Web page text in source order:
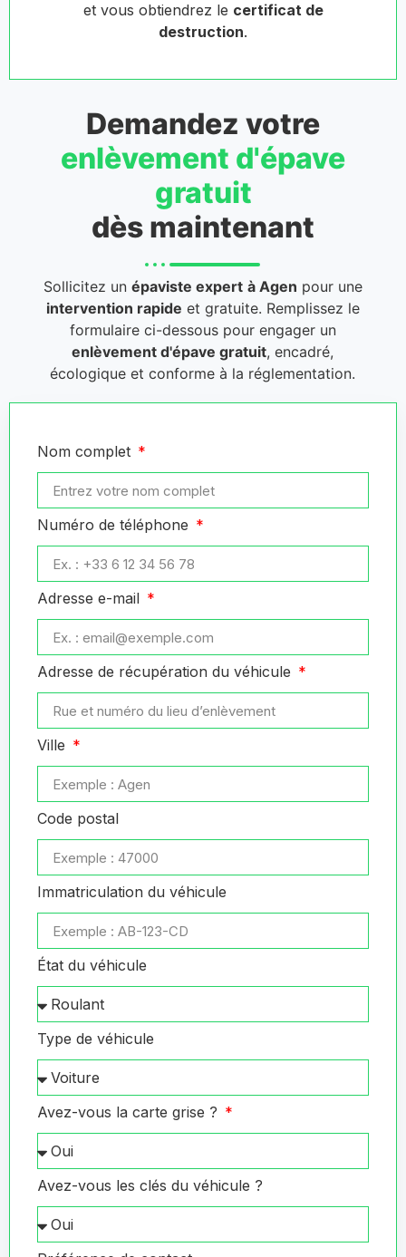
et vous obtiendrez le certificat de
destruction.
Demandez votre
enlèvement d'épave
gratuit
dès maintenant
Sollicitez un épaviste expert à Agen pour une
intervention rapide et gratuite. Remplissez le
formulaire ci-dessous pour engager un
enlèvement d'épave gratuit, encadré,
écologique et conforme à la réglementation.
Nom complet
Numéro de téléphone
Adresse e-mail
Adresse de récupération du véhicule
Ville
Code postal
Immatriculation du véhicule
État du véhicule
Type de véhicule
Avez-vous la carte grise ?
Avez-vous les clés du véhicule ?